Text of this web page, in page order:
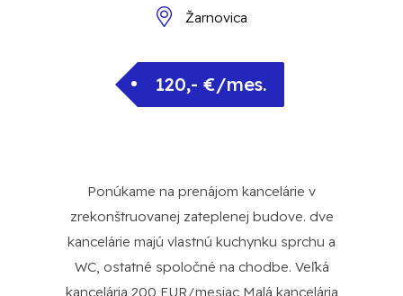
Žarnovica
120,- €/mes.
Ponúkame na prenájom kancelárie v
zrekonštruovanej zateplenej budove. dve
kancelárie majú vlastnú kuchynku sprchu a
WC, ostatné spoločné na chodbe. Veľká
kancelária 200 EUR/mesiac Malá kancelária